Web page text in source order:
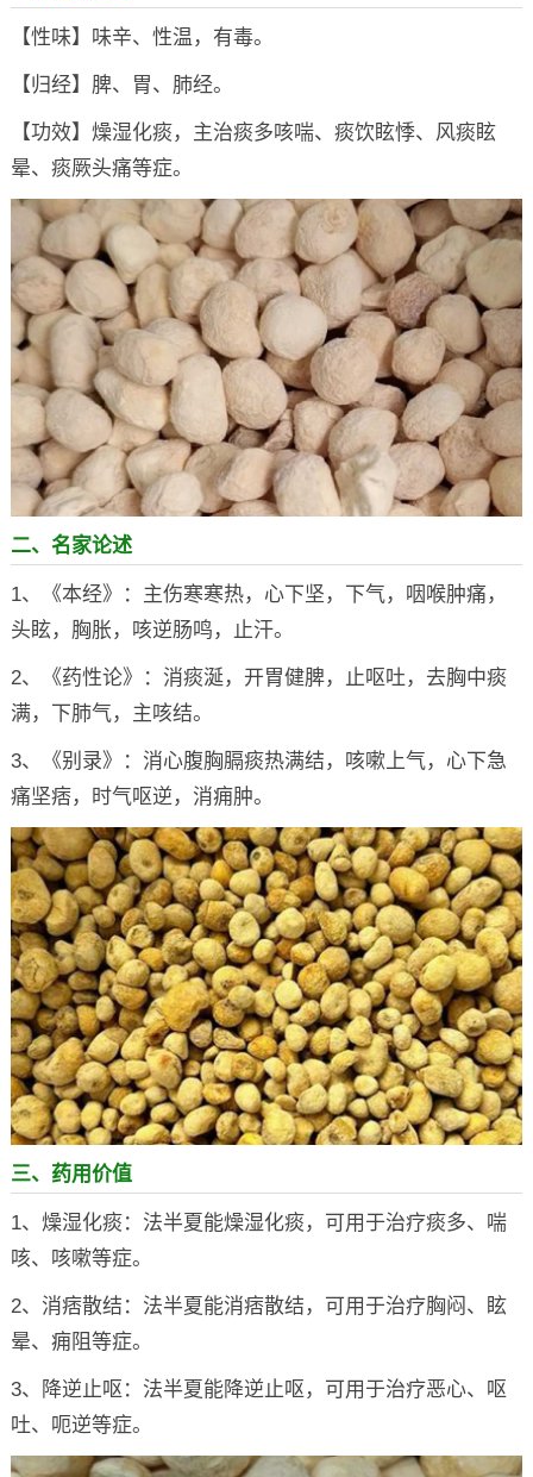
【性味】味辛、性温，有毒。
【归经】脾、胃、肺经。
【功效】燥湿化痰，主治痰多咳喘、痰饮眩悸、风痰眩
晕、痰厥头痛等症。
二、名家论述
1、《本经》：主伤寒寒热，心下坚，下气，咽喉肿痛，
头眩，胸胀，咳逆肠鸣，止汗。
2、《药性论》：消痰涎，开胃健脾，止呕吐，去胸中痰
满，下肺气，主咳结。
3、《别录》：消心腹胸膈痰热满结，咳嗽上气，心下急
痛坚痞，时气呕逆，消痈肿。
三、药用价值
1、燥湿化痰：法半夏能燥湿化痰，可用于治疗痰多、喘
咳、咳嗽等症。
2、消痞散结：法半夏能消痞散结，可用于治疗胸闷、眩
晕、痈阻等症。
3、降逆止呕：法半夏能降逆止呕，可用于治疗恶心、呕
吐、呃逆等症。